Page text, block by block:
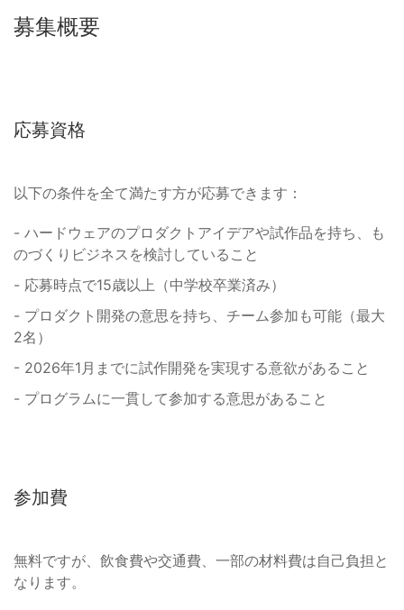
募集概要
応募資格
以下の条件を全て満たす方が応募できます：
- ハードウェアのプロダクトアイデアや試作品を持ち、も
のづくりビジネスを検討していること
- 応募時点で15歳以上（中学校卒業済み）
- プロダクト開発の意思を持ち、チーム参加も可能（最大
2名）
- 2026年1月までに試作開発を実現する意欲があること
- プログラムに一貫して参加する意思があること
参加費
無料ですが、飲食費や交通費、一部の材料費は自己負担と
なります。